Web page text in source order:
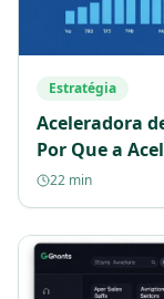
Estratégia
Aceleradora
Por Que a
em 2025
22 min